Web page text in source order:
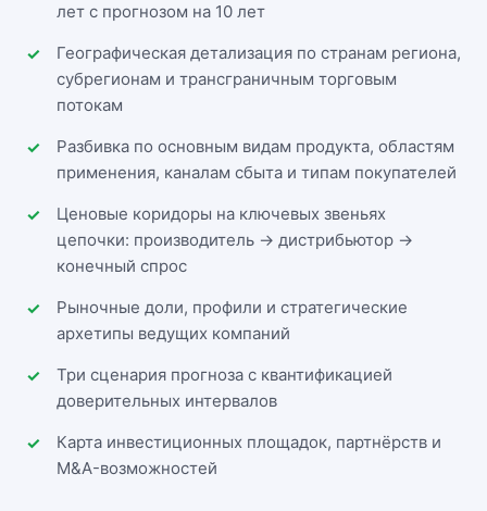
лет с прогнозом на 10 лет
Географическая детализация по странам региона,
субрегионам и трансграничным торговым
потокам
Разбивка по основным видам продукта, областям
применения, каналам сбыта и типам покупателей
Ценовые коридоры на ключевых звеньях
цепочки: производитель → дистрибьютор →
конечный спрос
Рыночные доли, профили и стратегические
архетипы ведущих компаний
Три сценария прогноза с квантификацией
доверительных интервалов
Карта инвестиционных площадок, партнёрств и
M&A-возможностей